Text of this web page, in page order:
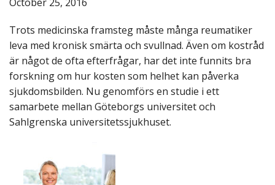
Trots medicinska framsteg måste många reumatiker
leva med kronisk smärta och svullnad. Även om kostråd
är något de ofta efterfrågar, har det inte funnits bra
forskning om hur kosten som helhet kan påverka
sjukdomsbilden. Nu genomförs en studie i ett
samarbete mellan Göteborgs universitet och
Sahlgrenska universitetssjukhuset.